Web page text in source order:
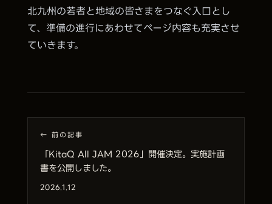
北九州の若者と地域の皆さまをつなぐ入口とし
て、準備の進行にあわせてページ内容も充実させ
ていきます。
← 前の記事
「KitaQ All JAM 2026」開催決定。実施計画
書を公開しました。
2026.1.12